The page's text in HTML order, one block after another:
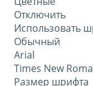
Отключить
Использовать
Обычный
Arial
Times New
Размер шрифта